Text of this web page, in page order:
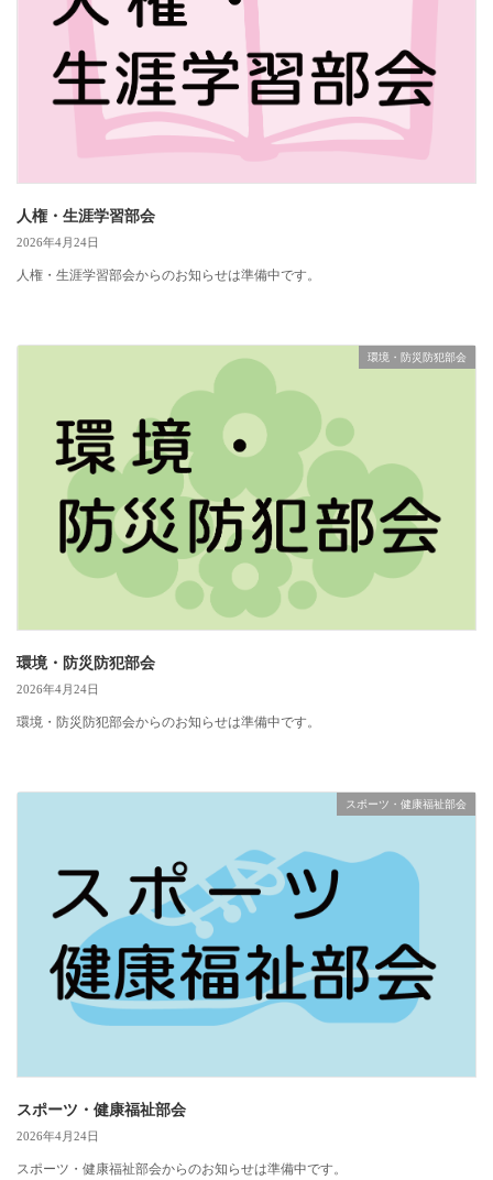
人権・生涯学習部会
2026年4月24日
人権・生涯学習部会からのお知らせは準備中です。
環境・防災防犯部会
環境・防災防犯部会
2026年4月24日
環境・防災防犯部会からのお知らせは準備中です。
スポーツ・健康福祉部会
スポーツ・健康福祉部会
2026年4月24日
スポーツ・健康福祉部会からのお知らせは準備中です。